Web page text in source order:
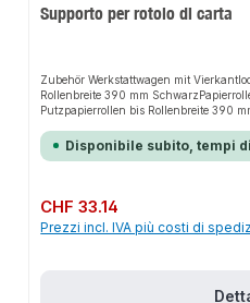
Supporto per rotolo di carta
Zubehör Werkstattwagen mit
Rollenbreite 390 mm
Putzpapierrollen bis Rollenbreite 390
Vierkant-Lochung
Disponibile subito, tempi
Prezzo normale:
CHF 33.14
Prezzi incl. IVA più costi di